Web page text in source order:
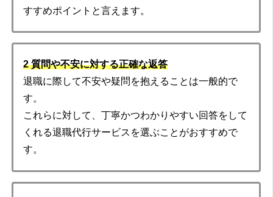
すすめポイントと言えます。
2 質問や不安に対する正確な返答
退職に際して不安や疑問を抱えることは一般的で
す。
これらに対して、丁寧かつわかりやすい回答をして
くれる退職代行サービスを選ぶことがおすすめで
す。